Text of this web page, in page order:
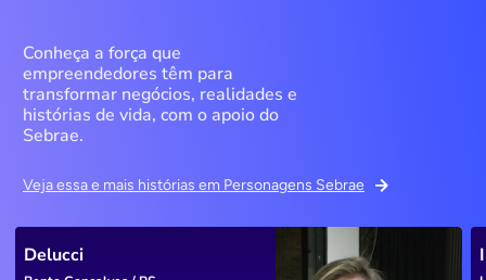
Conheça a força que
empreendedores têm para
transformar negócios, realidades e
histórias de vida, com o apoio do
Sebrae.
Veja essa e mais histórias em Personagens Sebrae
Delucci